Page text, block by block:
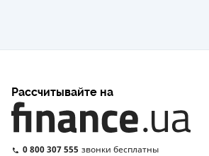
Рассчитывайте на
0 800 307 555 звонки бесплатны